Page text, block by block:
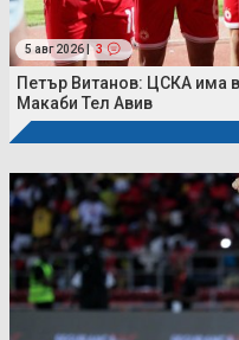
5 авг 2026 | 3
Петър Витанов: ЦСКА има
Макаби Тел Авив